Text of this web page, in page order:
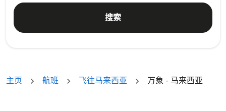
搜索
主页 航班 飞往马来西亚 万象 - 马来西亚